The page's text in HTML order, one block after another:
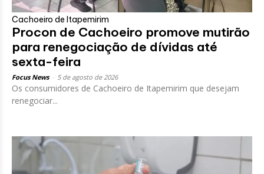
Cachoeiro de Itapemirim
Procon de Cachoeiro promove mutirão
para renegociação de dívidas até
sexta-feira
Focus News 5 de agosto de 2026
Os consumidores de Cachoeiro de Itapemirim que desejam
renegociar...